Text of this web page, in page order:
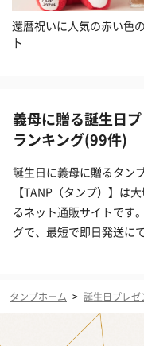
還暦祝いに人気の赤い色
ト
義母に贈る誕生日
ランキング(99件)
誕生日に義母に贈るタン
【TANP（タンプ）】は
るネット通販サイトです
グで、最短で即日発送に
タンプホーム > 誕生日プレゼ